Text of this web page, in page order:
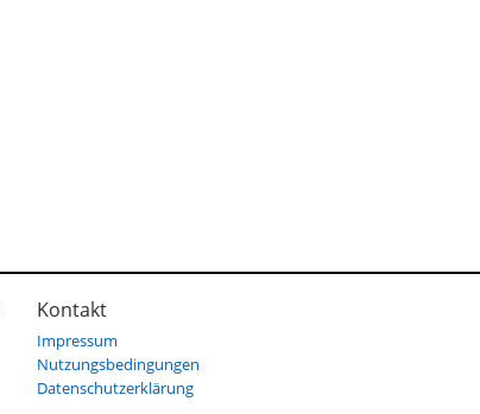
Kontakt
Impressum
Nutzungsbedingungen
Datenschutzerklärung